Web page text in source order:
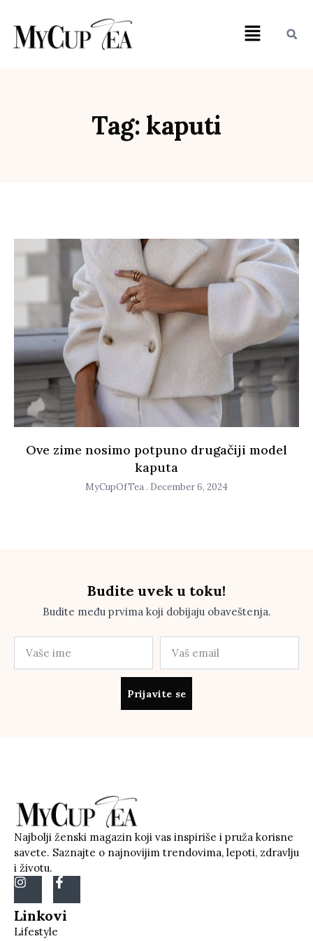
Tag: kaputi
Ove zime nosimo potpuno drugačiji model
kaputa
MyCupOfTea December 6, 2024
Budite uvek u toku!
Budite među prvima koji dobijaju obaveštenja.
Prijavite se
Najbolji ženski magazin koji vas inspiriše i pruža korisne
savete. Saznajte o najnovijim trendovima, lepoti, zdravlju
i životu.
Linkovi
Lifestyle